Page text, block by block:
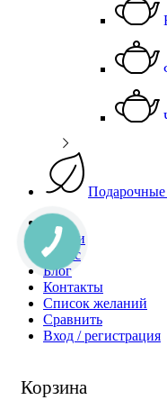
Чай
Акции
О Нас
Блог
Контакты
Список желаний
Сравнить
Вход / регистрация
Корзина